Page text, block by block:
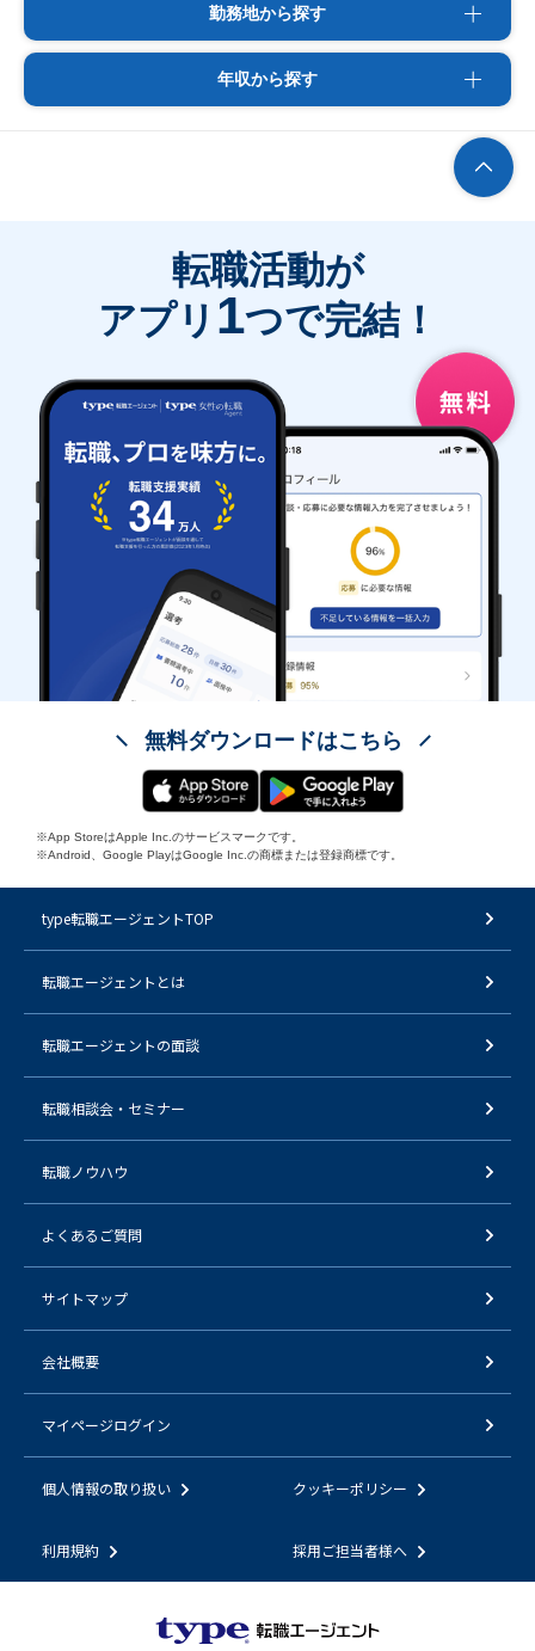
勤務地から探す
年収から探す
転職活動が
アプリ 1つで完結！
無料ダウンロードはこちら
※App StoreはApple Inc.のサービスマークです。
※Android、Google PlayはGoogle Inc.の商標または登録商標です。
type転職エージェントTOP
転職エージェントとは
転職エージェントの面談
転職相談会・セミナー
転職ノウハウ
よくあるご質問
サイトマップ
会社概要
マイページログイン
個人情報の取り扱い クッキーポリシー
利用規約 採用ご担当者様へ